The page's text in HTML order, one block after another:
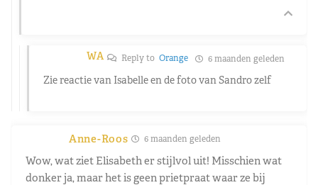
WA Reply toOrange 6 maanden geleden
Zie reactie van Isabelle en de foto van Sandro zelf
Anne-Roos 6 maanden geleden
Wow, wat ziet Elisabeth er stijlvol uit! Misschien wat
donker ja, maar het is geen prietpraat waar ze bij